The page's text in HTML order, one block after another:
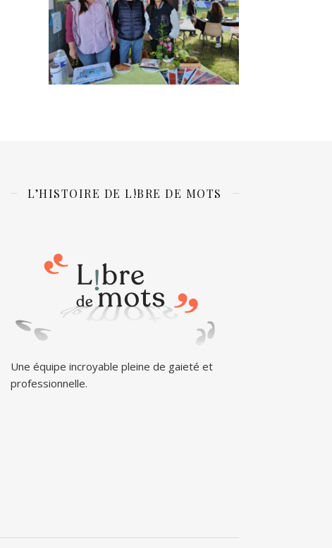
L’HISTOIRE DE L!BRE DE MOTS
Une équipe incroyable pleine de gaieté et
professionnelle.